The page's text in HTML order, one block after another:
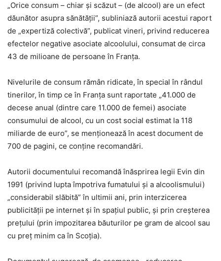
„Orice consum – chiar şi scăzut – (de alcool) are un efect
dăunător asupra sănătăţii”, subliniază autorii acestui raport
de „expertiză colectivă”, publicat vineri, privind reducerea
efectelor negative asociate alcoolului, consumat de circa
43 de milioane de persoane în Franţa.
Nivelurile de consum rămân ridicate, în special în rândul
tinerilor, în timp ce în Franţa sunt raportate „41.000 de
decese anual (dintre care 11.000 de femei) asociate
consumului de alcool, cu un cost social estimat la 118
miliarde de euro”, se menţionează în acest document de
700 de pagini, ce conţine recomandări.
Autorii documentului recomandă înăsprirea legii Evin din
1991 (privind lupta împotriva fumatului şi a alcoolismului)
„considerabil slăbită” în ultimii ani, prin interzicerea
publicităţii pe internet şi în spaţiul public, şi prin creşterea
preţului (prin impozitarea băuturilor pe gram de alcool sau
cu preţ minim ca în Scoţia).